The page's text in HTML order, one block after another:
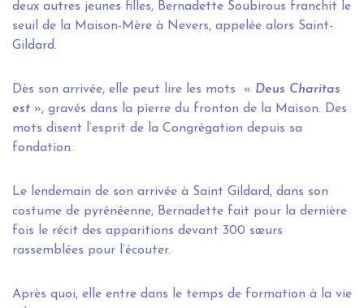
deux autres jeunes filles, Bernadette Soubirous franchit le
seuil de la Maison-Mère à Nevers, appelée alors Saint-
Gildard.
Dès son arrivée, elle peut lire les mots « Deus Charitas
est », gravés dans la pierre du fronton de la Maison. Des
mots disent l’esprit de la Congrégation depuis sa
fondation.
Le lendemain de son arrivée à Saint Gildard, dans son
costume de pyrénéenne, Bernadette fait pour la dernière
fois le récit des apparitions devant 300 sœurs
rassemblées pour l’écouter.
Après quoi, elle entre dans le temps de formation à la vie